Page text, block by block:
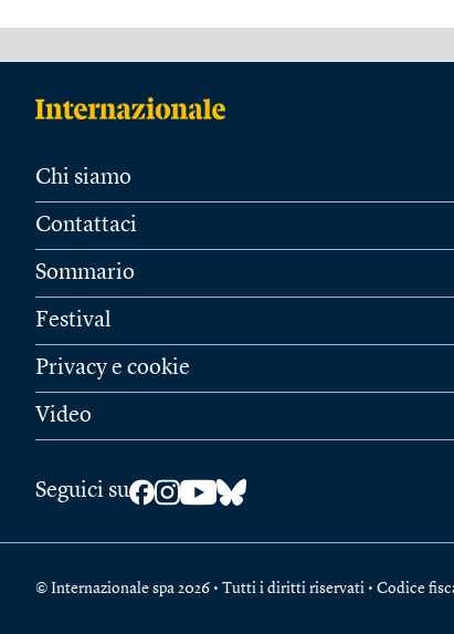
Chi siamo
Contattaci
Sommario
Festival
Privacy e cookie
Video
Seguici su
© Internazionale spa 2026 • Tutti i diritti riservati • Codice